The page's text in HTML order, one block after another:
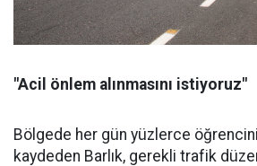
"Acil önlem alınmasını istiyoruz"
Bölgede her gün yüzlerce
kaydeden Barlık, gerekli trafik